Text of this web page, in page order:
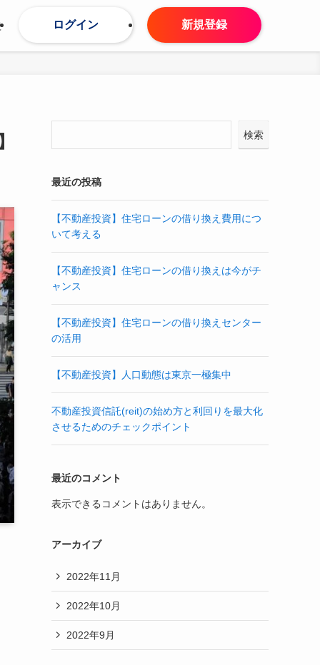
ログイン 新規登録
検索
最近の投稿
【不動産投資】住宅ローンの借り換え費用につ
いて考える
【不動産投資】住宅ローンの借り換えは今がチ
ャンス
【不動産投資】住宅ローンの借り換えセンター
の活用
【不動産投資】人口動態は東京一極集中
不動産投資信託(reit)の始め方と利回りを最大化
させるためのチェックポイント
最近のコメント
表示できるコメントはありません。
アーカイブ
2022年11月
2022年10月
2022年9月